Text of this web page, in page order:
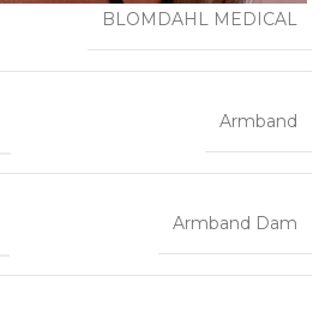
BLOMDAHL MEDICAL
Armband
Armband Dam